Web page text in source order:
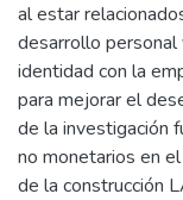
al estar
desarrollo
identidad con la
para mejorar el
de la investigación
no monetarios en
de la construcción